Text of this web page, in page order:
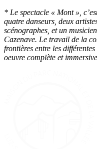
* Le spectacle « Mont »,
quatre danseurs, deux
scénographes, et un
Cazenave. Le travail de la
frontières entre les
oeuvre complète et